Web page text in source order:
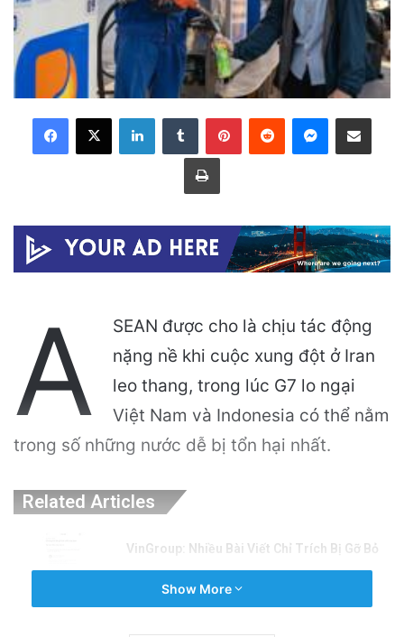
LinkedInTumblr PinterestReddit Messenger
Share via Email
Print
A
SEAN được cho là chịu tác động
nặng nề khi cuộc xung đột ở Iran
leo thang, trong lúc G7 lo ngại
Việt Nam và Indonesia có thể nằm
trong số những nước dễ bị tổn hại nhất.
Related Articles
VinGroup: Nhiều Bài Viết Chỉ Trích Bị Gỡ Bỏ
Show More